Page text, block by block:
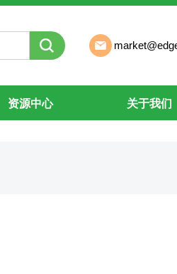
资源中心 关于我们